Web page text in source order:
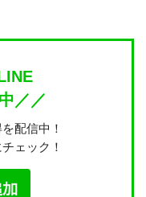
／／
配信中！
ェック！